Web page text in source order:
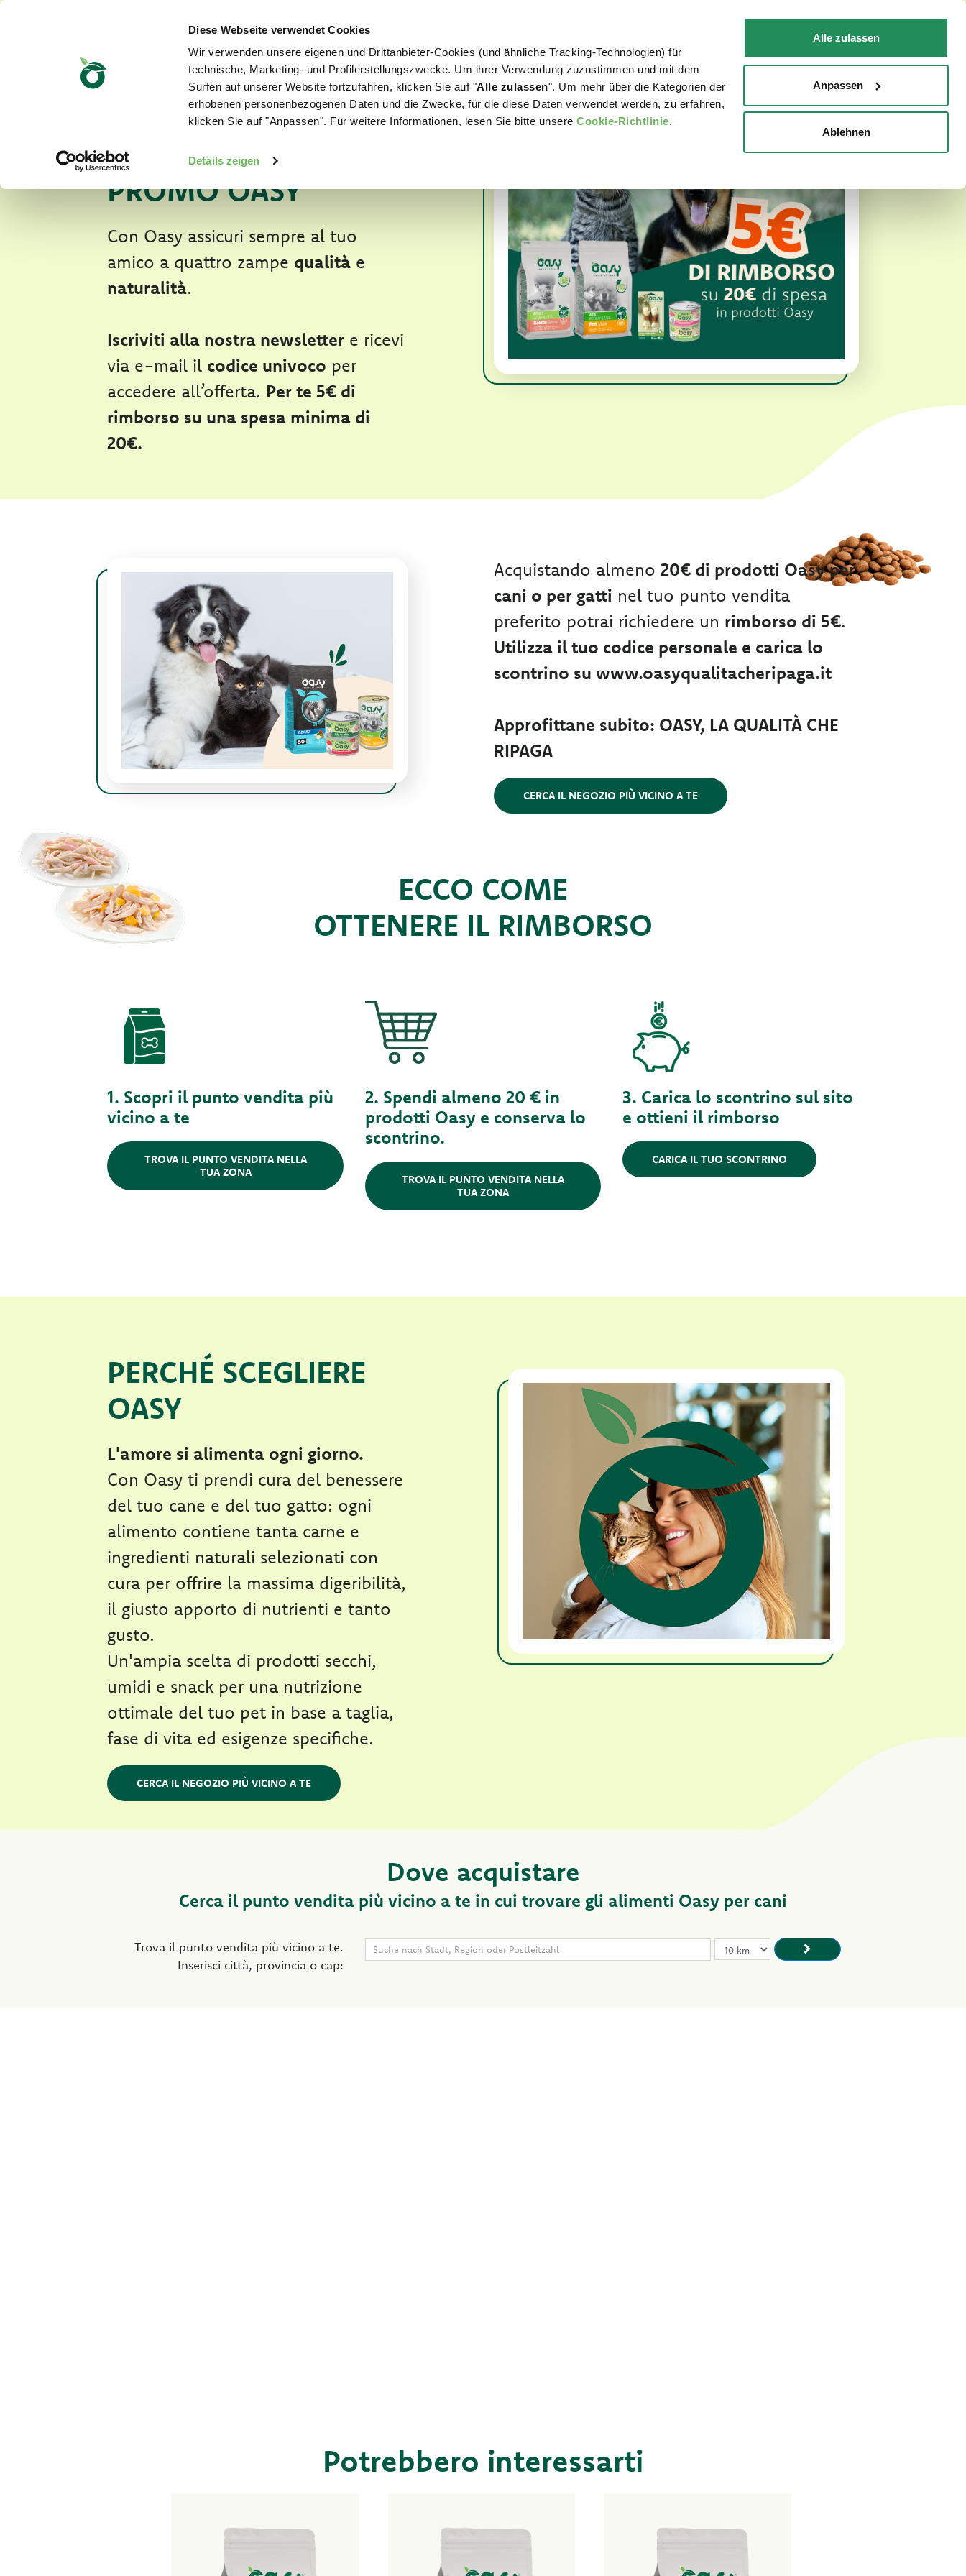
Diese Webseite verwendet Cookies
Wir verwenden unsere eigenen und Drittanbieter-Cookies (und ähnliche Tracking-Technologien) für
technische, Marketing- und Profilerstellungszwecke. Um ihrer Verwendung zuzustimmen und mit dem
Surfen auf unserer Website fortzufahren, klicken Sie auf "Alle zulassen". Um mehr über die Kategorien der
erhobenen personenbezogenen Daten und die Zwecke, für die diese Daten verwendet werden, zu erfahren,
klicken Sie auf "Anpassen". Für weitere Informationen, lesen Sie bitte unsereCookie-Richtlinie.
Details zeigen
Alle zulassen
Anpassen
Ablehnen
Kontakt
WORLD OF LOVE FÜR IHREN HUND FÜR IHRE KATZE WO ZU KAUFEN
TI RIMBORSIAMO 5€!
SCOPRI LA NUOVA
PROMO OASY
Con Oasy assicuri sempre al tuo
amico a quattro zampe qualità e
naturalità.
Iscriviti alla nostra newsletter e ricevi
via e-mail il codice univoco per
accedere all’offerta. Per te 5€ di
rimborso su una spesa minima di
20€.
Acquistando almeno 20€ di prodotti Oasy per
cani o per gatti nel tuo punto vendita
preferito potrai richiedere un rimborso di 5€.
Utilizza il tuo codice personale e carica lo
scontrino su www.oasyqualitacheripaga.it
Approfittane subito: OASY, LA QUALITÀ CHE
RIPAGA
CERCA IL NEGOZIO PIÙ VICINO A TE
ECCO COME
OTTENERE IL RIMBORSO
1. Scopri il punto vendita più
vicino a te
TROVA IL PUNTO VENDITA NELLA
TUA ZONA
2. Spendi almeno 20 € in
prodotti Oasy e conserva lo
scontrino.
TROVA IL PUNTO VENDITA NELLA
TUA ZONA
3. Carica lo scontrino sul sito
e ottieni il rimborso
CARICA IL TUO SCONTRINO
PERCHÉ SCEGLIERE
OASY
L'amore si alimenta ogni giorno.
Con Oasy ti prendi cura del benessere
del tuo cane e del tuo gatto: ogni
alimento contiene tanta carne e
ingredienti naturali selezionati con
cura per offrire la massima digeribilità,
il giusto apporto di nutrienti e tanto
gusto.
Un'ampia scelta di prodotti secchi,
umidi e snack per una nutrizione
ottimale del tuo pet in base a taglia,
fase di vita ed esigenze specifiche.
CERCA IL NEGOZIO PIÙ VICINO A TE
Dove acquistare
Cerca il punto vendita più vicino a te in cui trovare gli alimenti Oasy per cani
Trova il punto vendita più vicino a te.
Inserisci città, provincia o cap:
Potrebbero interessarti